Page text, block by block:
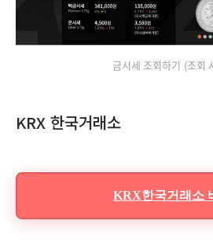
금시세 조회하기 (조회
KRX 한국거래소
KRX한국거래소